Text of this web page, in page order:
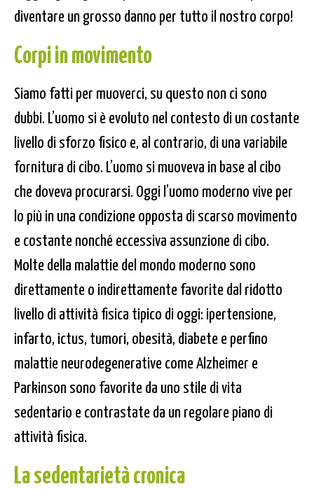
diventare un grosso danno per tutto il nostro corpo!
Corpi in movimento
Siamo fatti per muoverci, su questo non ci sono
dubbi. L’uomo si è evoluto nel contesto di un costante
livello di sforzo fisico e, al contrario, di una variabile
fornitura di cibo. L’uomo si muoveva in base al cibo
che doveva procurarsi. Oggi l’uomo moderno vive per
lo più in una condizione opposta di scarso movimento
e costante nonché eccessiva assunzione di cibo.
Molte della malattie del mondo moderno sono
direttamente o indirettamente favorite dal ridotto
livello di attività fisica tipico di oggi: ipertensione,
infarto, ictus, tumori, obesità, diabete e perfino
malattie neurodegenerative come Alzheimer e
Parkinson sono favorite da uno stile di vita
sedentario e contrastate da un regolare piano di
attività fisica.
La sedentarietà cronica